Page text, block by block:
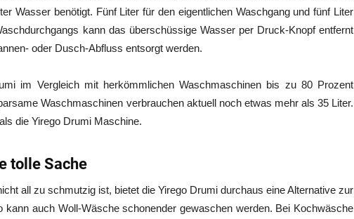
Wasser benötigt. Fünf Liter für den eigentlichen Waschgang und fünf Liter
kann das überschüssige Wasser per Druck-Knopf entfernt
oder Dusch-Abfluss entsorgt werden.
im Vergleich mit herkömmlichen Waschmaschinen bis zu 80 Prozent
Waschmaschinen verbrauchen aktuell noch etwas mehr als 35 Liter.
die Yirego Drumi Maschine.
tolle Sache
all zu schmutzig ist, bietet die Yirego Drumi durchaus eine Alternative zur
kann auch Woll-Wäsche schonender gewaschen werden. Bei Kochwäsche